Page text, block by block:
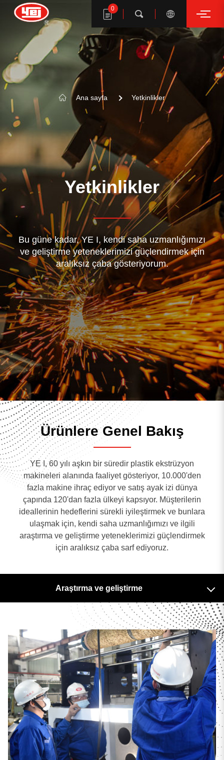
0
Arama
YE I ürünlerini ara
ANAHTAR KELİME ÖNERİ
Plastik Atık Geri Dönüşüm Makinası Film makinesi
Diğer plastik işleme hatları
Arama sonuçları
5 sonuç bulundu
0sonuç bulundu
Sonuç yok, Lütfen tüm kelimelerin doğru yazıldığından
aramak
Ana sayfa Yetkinlikler
Yetkinlikler
Bu güne kadar, YE I, kendi saha uzmanlığımızı
ve geliştirme yeteneklerimizi güçlendirmek için
aralıksız çaba gösteriyorum.
Ürünlere Genel Bakış
YE I, 60 yılı aşkın bir süredir plastik ekstrüzyon
makineleri alanında faaliyet gösteriyor, 10.000'den
fazla makine ihraç ediyor ve satış ayak izi dünya
çapında 120'dan fazla ülkeyi kapsıyor. Müşterilerin
ideallerinin hedeflerini sürekli iyileştirmek ve bunlara
ulaşmak için, kendi saha uzmanlığımızı ve ilgili
araştırma ve geliştirme yeteneklerimizi güçlendirmek
için aralıksız çaba sarf ediyoruz.
Araştırma ve geliştirme
Üretim ve İmalat
Kalite kontrol yetenekleri
Kalite ve Sertifikasyon